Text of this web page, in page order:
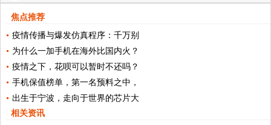
焦点推荐
疫情传播与爆发仿真程序：千万别
为什么一加手机在海外比国内火？
疫情之下，花呗可以暂时不还吗？
手机保值榜单，第一名预料之中，
出生于宁波，走向于世界的芯片大
相关资讯